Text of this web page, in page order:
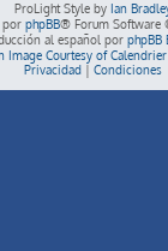
ProLight Style by Ian
por phpBB® Forum Software
al español por phpBB
Image Courtesy of Calendrier
Privacidad| Condiciones